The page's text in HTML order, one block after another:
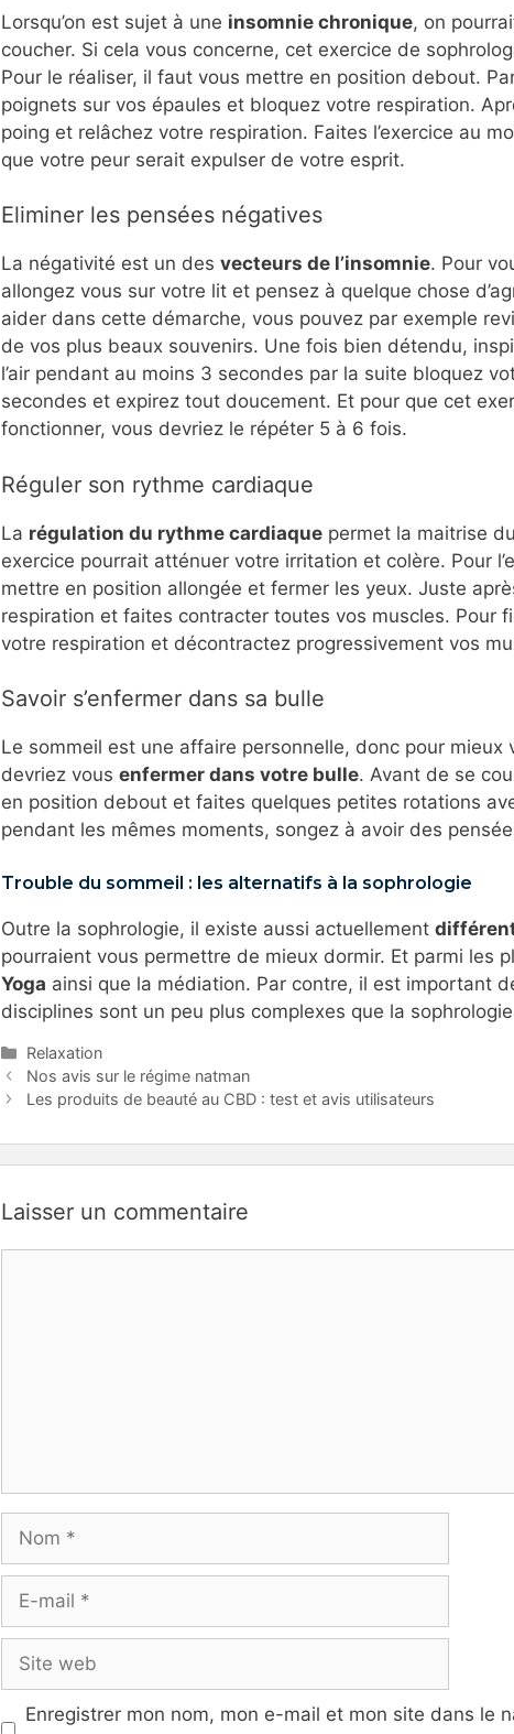
Lorsqu’on est sujet à une insomnie chronique, on
coucher. Si cela vous concerne, cet exercice de
Pour le réaliser, il faut vous mettre en position debout.
poignets sur vos épaules et bloquez votre respiration.
poing et relâchez votre respiration. Faites l’exercice au
que votre peur serait expulser de votre esprit.
Eliminer les pensées négatives
La négativité est un des vecteurs de l’insomnie. Pour
allongez vous sur votre lit et pensez à quelque chose
aider dans cette démarche, vous pouvez par exemple
de vos plus beaux souvenirs. Une fois bien détendu,
l’air pendant au moins 3 secondes par la suite bloquez
secondes et expirez tout doucement. Et pour que cet
fonctionner, vous devriez le répéter 5 à 6 fois.
Réguler son rythme cardiaque
La régulation du rythme cardiaque permet la maitrise
exercice pourrait atténuer votre irritation et colère. Pour
mettre en position allongée et fermer les yeux. Juste
respiration et faites contracter toutes vos muscles. Pour
votre respiration et décontractez progressivement vos
Savoir s’enfermer dans sa bulle
Le sommeil est une affaire personnelle, donc pour mieux
devriez vous enfermer dans votre bulle. Avant de se
en position debout et faites quelques petites rotations
pendant les mêmes moments, songez à avoir des
Trouble du sommeil : les alternatifs à la sophrologie
Outre la sophrologie, il existe aussi actuellement
pourraient vous permettre de mieux dormir. Et parmi les
Yoga ainsi que la médiation. Par contre, il est important
disciplines sont un peu plus complexes que la
Catégories
Relaxation
Nos avis sur le régime natman
Les produits de beauté au CBD : test et avis utilisateurs
Laisser un commentaire
Nom
Site
web
Enregistrer mon nom, mon e-mail et mon site dans le